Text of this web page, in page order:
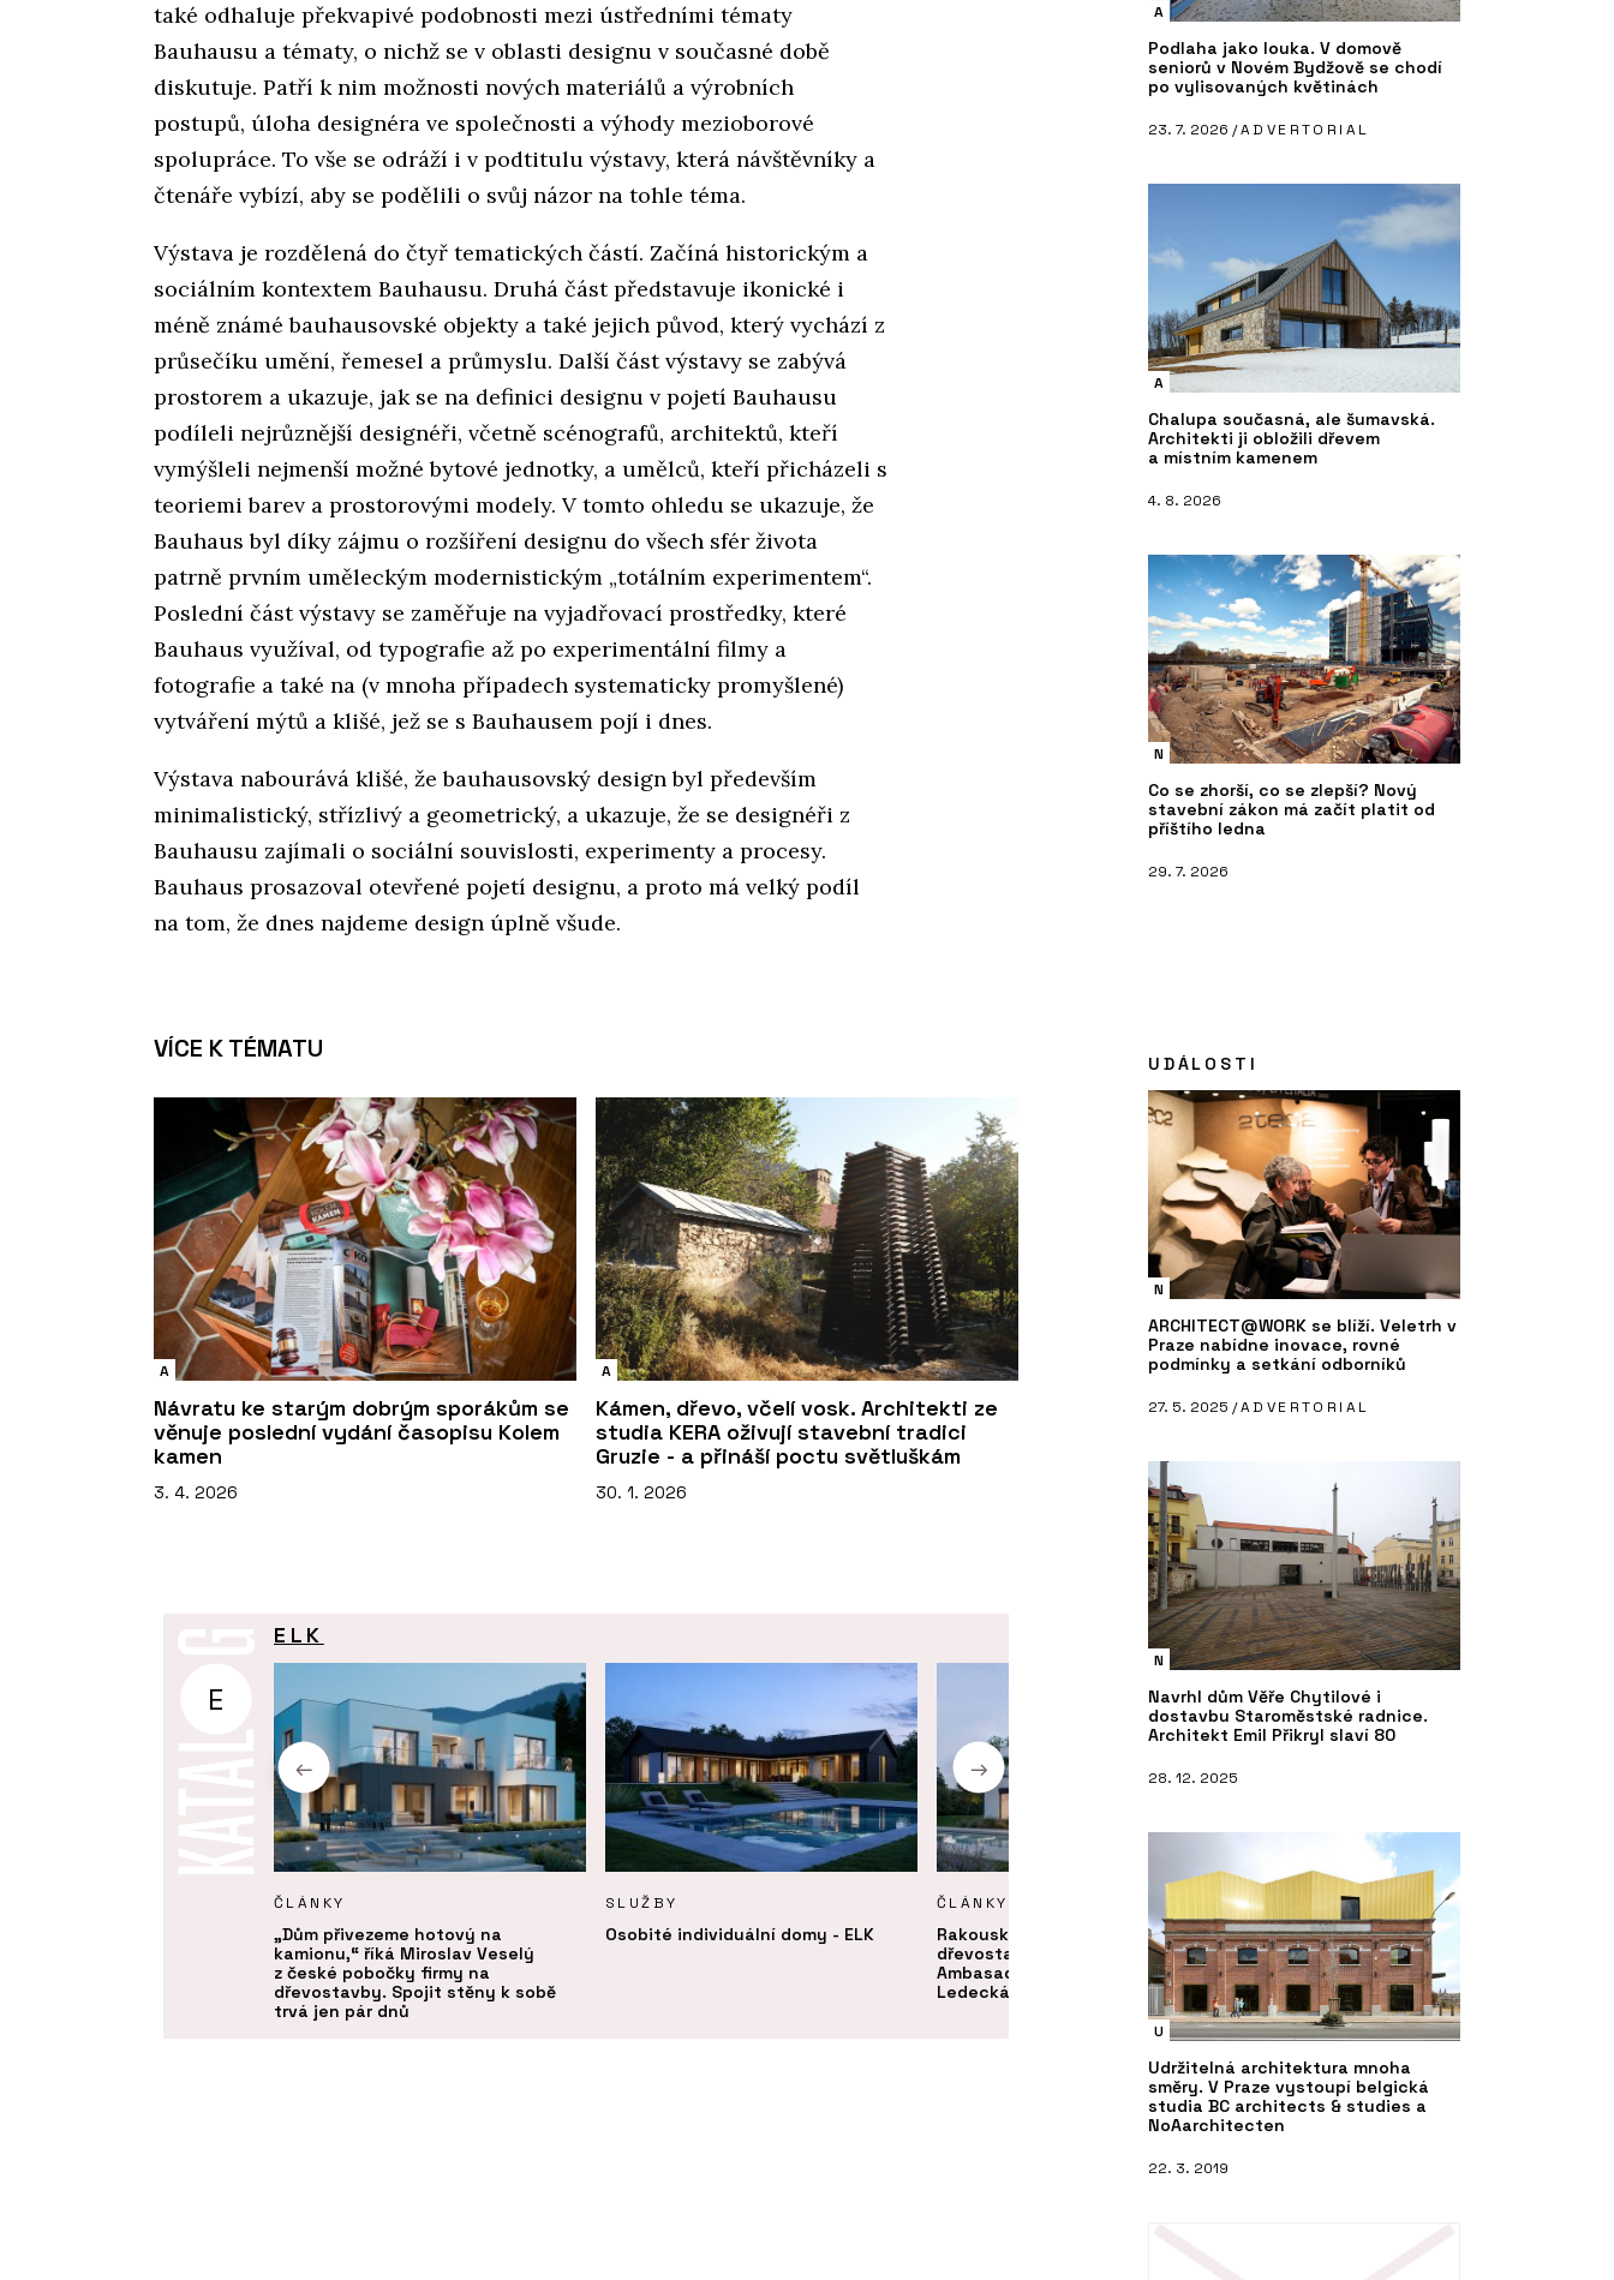
také odhaluje překvapivé podobnosti mezi ústředními tématy
Bauhausu a tématy, o nichž se v oblasti designu v současné době
diskutuje. Patří k nim možnosti nových materiálů a výrobních
postupů, úloha designéra ve společnosti a výhody mezioborové
spolupráce. To vše se odráží i v podtitulu výstavy, která návštěvníky a
čtenáře vybízí, aby se podělili o svůj názor na tohle téma.
Výstava je rozdělená do čtyř tematických částí. Začíná historickým a
sociálním kontextem Bauhausu. Druhá část představuje ikonické i
méně známé bauhausovské objekty a také jejich původ, který vychází z
průsečíku umění, řemesel a průmyslu. Další část výstavy se zabývá
prostorem a ukazuje, jak se na definici designu v pojetí Bauhausu
podíleli nejrůznější designéři, včetně scénografů, architektů, kteří
vymýšleli nejmenší možné bytové jednotky, a umělců, kteří přicházeli s
teoriemi barev a prostorovými modely. V tomto ohledu se ukazuje, že
Bauhaus byl díky zájmu o rozšíření designu do všech sfér života
patrně prvním uměleckým modernistickým „totálním experimentem“.
Poslední část výstavy se zaměřuje na vyjadřovací prostředky, které
Bauhaus využíval, od typografie až po experimentální filmy a
fotografie a také na (v mnoha případech systematicky promyšlené)
vytváření mýtů a klišé, jež se s Bauhausem pojí i dnes.
Výstava nabourává klišé, že bauhausovský design byl především
minimalistický, střízlivý a geometrický, a ukazuje, že se designéři z
Bauhausu zajímali o sociální souvislosti, experimenty a procesy.
Bauhaus prosazoval otevřené pojetí designu, a proto má velký podíl
na tom, že dnes najdeme design úplně všude.
VÍCE K TÉMATU
A
Návratu ke starým dobrým sporákům se
věnuje poslední vydání časopisu Kolem
kamen
3. 4. 2026
A
Kámen, dřevo, včelí vosk. Architekti ze
studia KERA oživují stavební tradici
Gruzie - a přináší poctu světluškám
30. 1. 2026
E
ELK
ČLÁNKY
„Dům přivezeme hotový na
kamionu,“ říká Miroslav Veselý
z české pobočky firmy na
dřevostavby. Spojit stěny k sobě
trvá jen pár dnů
SLUŽBY
Osobité individuální domy - ELK
ČLÁNKY
Rakouský lídr ve výstavbě
dřevostaveb míří do Česka.
Ambasadorkou ELK se stala Ester
Ledecká
PRODUKTY
Dům do svahu Hillside - ELK
A
Podlaha jako louka. V domově
seniorů v Novém Bydžově se chodí
po vylisovaných květinách
23. 7. 2026 /ADVERTORIAL
A
Chalupa současná, ale šumavská.
Architekti ji obložili dřevem
a místním kamenem
4. 8. 2026
N
Co se zhorší, co se zlepší? Nový
stavební zákon má začít platit od
příštího ledna
29. 7. 2026
UDÁLOSTI
N
ARCHITECT@WORK se blíží. Veletrh v
Praze nabídne inovace, rovné
podmínky a setkání odborníků
27. 5. 2025 /ADVERTORIAL
N
Navrhl dům Věře Chytilové i
dostavbu Staroměstské radnice.
Architekt Emil Přikryl slaví 80
28. 12. 2025
U
Udržitelná architektura mnoha
směry. V Praze vystoupí belgická
studia BC architects & studies a
NoAarchitecten
22. 3. 2019